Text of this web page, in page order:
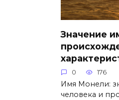
Значение
0 176
Имя Монели:
человека и